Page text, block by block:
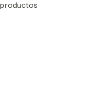
productos